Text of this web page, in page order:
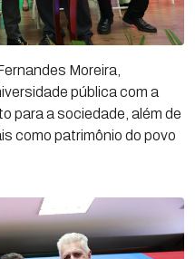
Moreira,
pública com a
para a sociedade, além de
como patrimônio do povo